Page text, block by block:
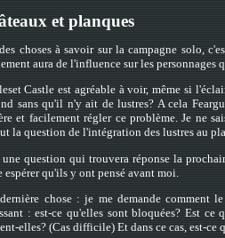
et planques
choses à savoir sur la campagne solo,
aura de l'influence sur les personnages
Castle est agréable à voir, même si
sans qu'il n'y ait de lustres? A cela
et facilement régler ce problème. Je ne
la question de l'intégration des lustres au
une question qui trouvera réponse la
espérer qu'ils y ont pensé avant moi.
chose : je me demande comment
: est-ce qu'elles sont bloquées? Est ce
elles? (Cas difficile) Et dans ce cas, est-ce